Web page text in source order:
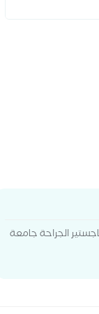
الجراحة جامعة